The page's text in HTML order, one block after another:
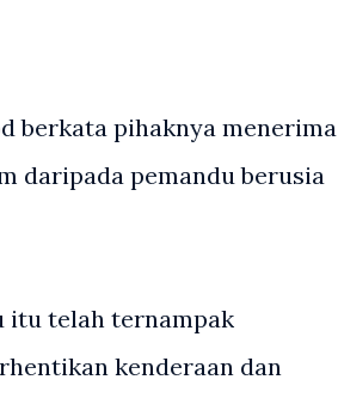
berkata pihaknya menerima
daripada pemandu berusia
itu telah ternampak
kenderaan dan